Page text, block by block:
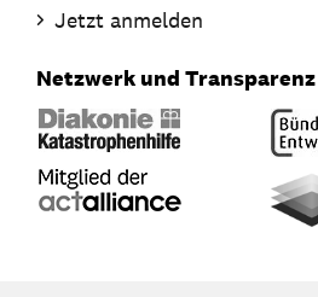
Jetzt anmelden
Netzwerk und Transparenz